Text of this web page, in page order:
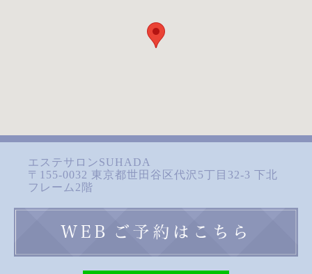
エステサロンSUHADA
〒155-0032 東京都世田谷区代沢5丁目32-3 下北
フレーム2階